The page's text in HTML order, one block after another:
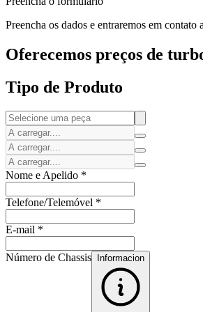
Preencha os dados e entraremos em
Oferecemos preços de
Tipo de Produto
Nome e Apelido *
Telefone/Telemóvel *
E-mail *
Número de Chassis Informacion